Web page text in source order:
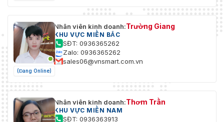
(Đang Online)
Nhân viên kinh doanh:Trường Giang
KHU VỰC MIỀN BẮC
SĐT: 0936365262
Zalo: 0936365262
sales06@vnsmart.com.vn
Nhân viên kinh doanh:Thơm Trần
KHU VỰC MIỀN NAM
SĐT: 0936363913